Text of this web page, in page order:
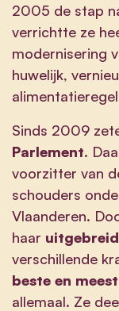
2005 de stap
verrichtte ze
modernisering
huwelijk,
Sinds 2009
Parlement.
voorzitter van
schouders
Vlaanderen.
haar
verschillende
beste en
allemaal. Ze